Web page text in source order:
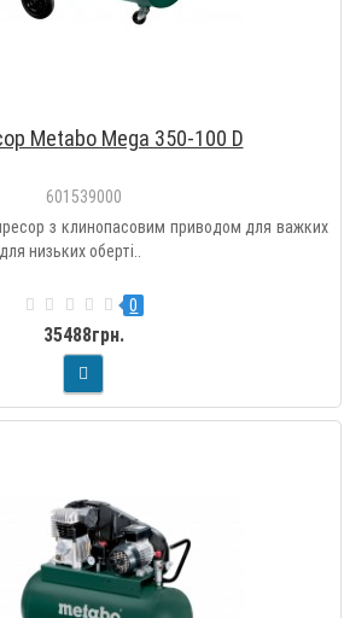
Metabo Mega 350-100 D
601539000
з клинопасовим приводом для важких
низьких оберті..
0
35488грн.